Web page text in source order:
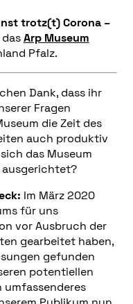
trotz(t) Corona –
Arp Museum
Pfalz.
Dank, dass ihr
Fragen
die Zeit des
auch produktiv
das Museum
Im März 2020
für uns
vor Ausbruch der
gearbeitet haben,
gefunden
potentiellen
umfassenderes